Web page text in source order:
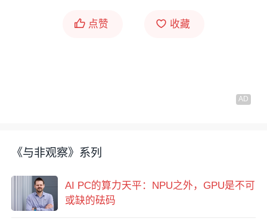
点赞 收藏
《与非观察》系列
AI PC的算力天平：NPU之外，GPU是不可
或缺的砝码